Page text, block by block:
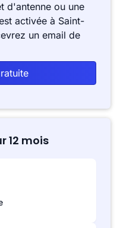
d'antenne ou une
activée à Saint-
un email de
12 mois